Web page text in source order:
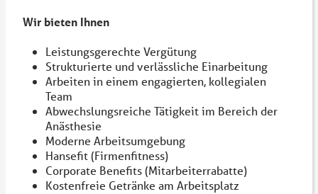
Wir bieten Ihnen
Leistungsgerechte Vergütung
Strukturierte und verlässliche Einarbeitung
Arbeiten in einem engagierten, kollegialen
Team
Abwechslungsreiche Tätigkeit im Bereich der
Anästhesie
Moderne Arbeitsumgebung
Hansefit (Firmenfitness)
Corporate Benefits (Mitarbeiterrabatte)
Kostenfreie Getränke am Arbeitsplatz